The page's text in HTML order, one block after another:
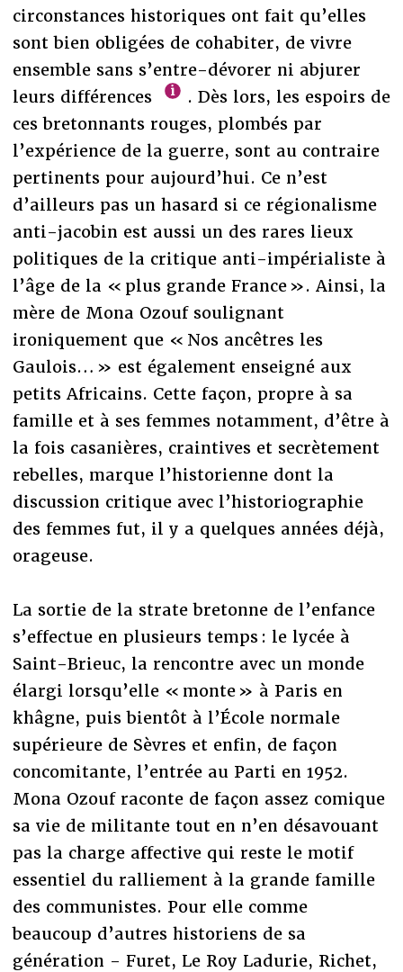
circonstances historiques ont fait qu’elles
sont bien obligées de cohabiter, de vivre
ensemble sans s’entre-dévorer ni abjurer
leurs différences
. Dès lors, les espoirs de
ces bretonnants rouges, plombés par
l’expérience de la guerre, sont au contraire
pertinents pour aujourd’hui. Ce n’est
d’ailleurs pas un hasard si ce régionalisme
anti-jacobin est aussi un des rares lieux
politiques de la critique anti-impérialiste à
l’âge de la « plus grande France ». Ainsi, la
mère de Mona Ozouf soulignant
ironiquement que « Nos ancêtres les
Gaulois… » est également enseigné aux
petits Africains. Cette façon, propre à sa
famille et à ses femmes notamment, d’être à
la fois casanières, craintives et secrètement
rebelles, marque l’historienne dont la
discussion critique avec l’historiographie
des femmes fut, il y a quelques années déjà,
orageuse.
La sortie de la strate bretonne de l’enfance
s’effectue en plusieurs temps : le lycée à
Saint-Brieuc, la rencontre avec un monde
élargi lorsqu’elle « monte » à Paris en
khâgne, puis bientôt à l’École normale
supérieure de Sèvres et enfin, de façon
concomitante, l’entrée au Parti en 1952.
Mona Ozouf raconte de façon assez comique
sa vie de militante tout en n’en désavouant
pas la charge affective qui reste le motif
essentiel du ralliement à la grande famille
des communistes. Pour elle comme
beaucoup d’autres historiens de sa
génération - Furet, Le Roy Ladurie, Richet,